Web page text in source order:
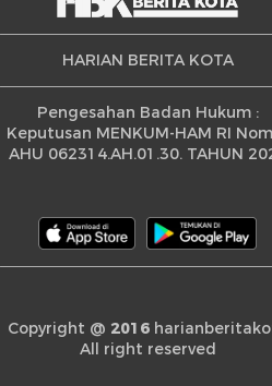
HARIAN BERITA KOTA
Pengesahan Badan Hukum :
Keputusan MENKUM-HAM RI
AHU 062314.AH.01.30. TAHUN
Copyright @ 2016
All right reserved